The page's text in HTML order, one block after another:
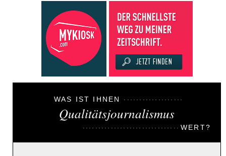
WAS IST IHNEN
Qualitätsjournalismus
WERT?